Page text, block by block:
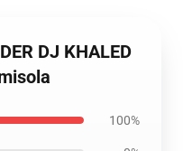
DJ KHALED
100%